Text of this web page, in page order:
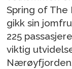
Spring of The
gikk sin
225
viktig